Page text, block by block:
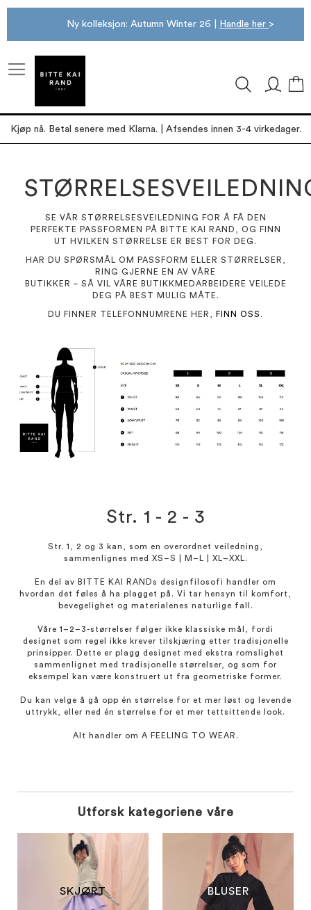
Ny kolleksjon: Autumn Winter 26 | Handle her >
Kjøp nå. Betal senere med Klarna. | Afsendes innen 3-4 virkedager.
SE VÅR STØRRELSESVEILEDNING FOR Å FÅ DEN
PERFEKTE PASSFORMEN PÅ BITTE KAI RAND, OG FINN
UT HVILKEN STØRRELSE ER BEST FOR DEG.
HAR DU SPØRSMÅL OM PASSFORM ELLER STØRRELSER,
RING GJERNE EN AV VÅRE
BUTIKKER – SÅ VIL VÅRE BUTIKKMEDARBEIDERE VEILEDE
DEG PÅ BEST MULIG MÅTE.
DU FINNER TELEFONNUMRENE HER, FINN OSS .
Str. 1 - 2 - 3
Str. 1, 2 og 3 kan, som en overordnet veiledning,
sammenlignes med XS–S | M–L | XL–XXL.
En del av BITTE KAI RANDs designfilosofi handler om
hvordan det føles å ha plagget på. Vi tar hensyn til komfort,
bevegelighet og materialenes naturlige fall.
Våre 1–2–3-størrelser følger ikke klassiske mål, fordi
designet som regel ikke krever tilskjæring etter tradisjonelle
prinsipper. Dette er plagg designet med ekstra romslighet
sammenlignet med tradisjonelle størrelser, og som for
eksempel kan være konstruert ut fra geometriske former.
Du kan velge å gå opp én størrelse for et mer løst og levende
uttrykk, eller ned én størrelse for et mer tettsittende look.
Alt handler om A FEELING TO WEAR.
Utforsk kategoriene våre
SKJØRT BLUSER